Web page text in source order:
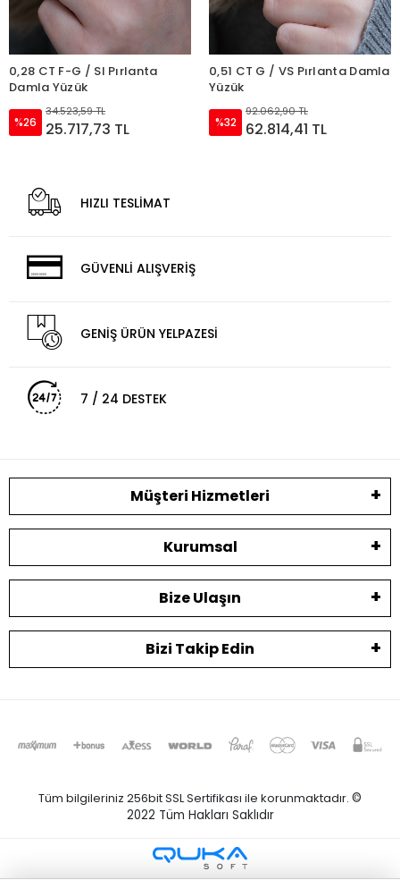
0,51 CT G / VS Pırlanta Damla
Yüzük
%32
92.062,90 TL
62.814,41 TL
0,51 CT G SI Pırlanta Oval
122.750,54 TL
65.445,38 TL
HIZLI TESLİMAT
GÜVENLİ ALIŞVERİŞ
GENİŞ ÜRÜN YELPAZESİ
7 / 24 DESTEK
Müşteri Hizmetleri
Kurumsal
Bize Ulaşın
Bizi Takip Edin
Tüm bilgileriniz 256bit SSL Sertifikası ile korunmaktadır. ©
2022 Tüm Hakları Saklıdır